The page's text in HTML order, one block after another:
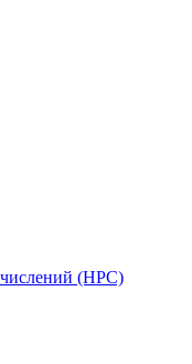
(HPC)